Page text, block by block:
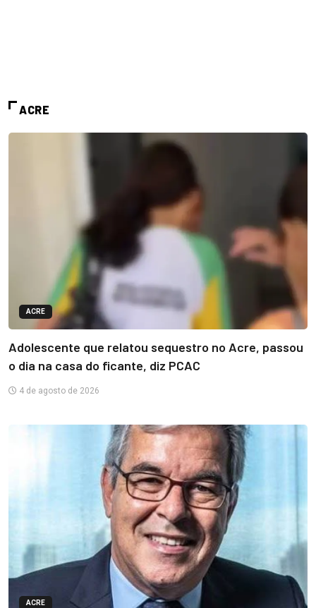
ACRE
ACRE
Adolescente que relatou sequestro no Acre, passou
o dia na casa do ficante, diz PCAC
4 de agosto de 2026
ACRE